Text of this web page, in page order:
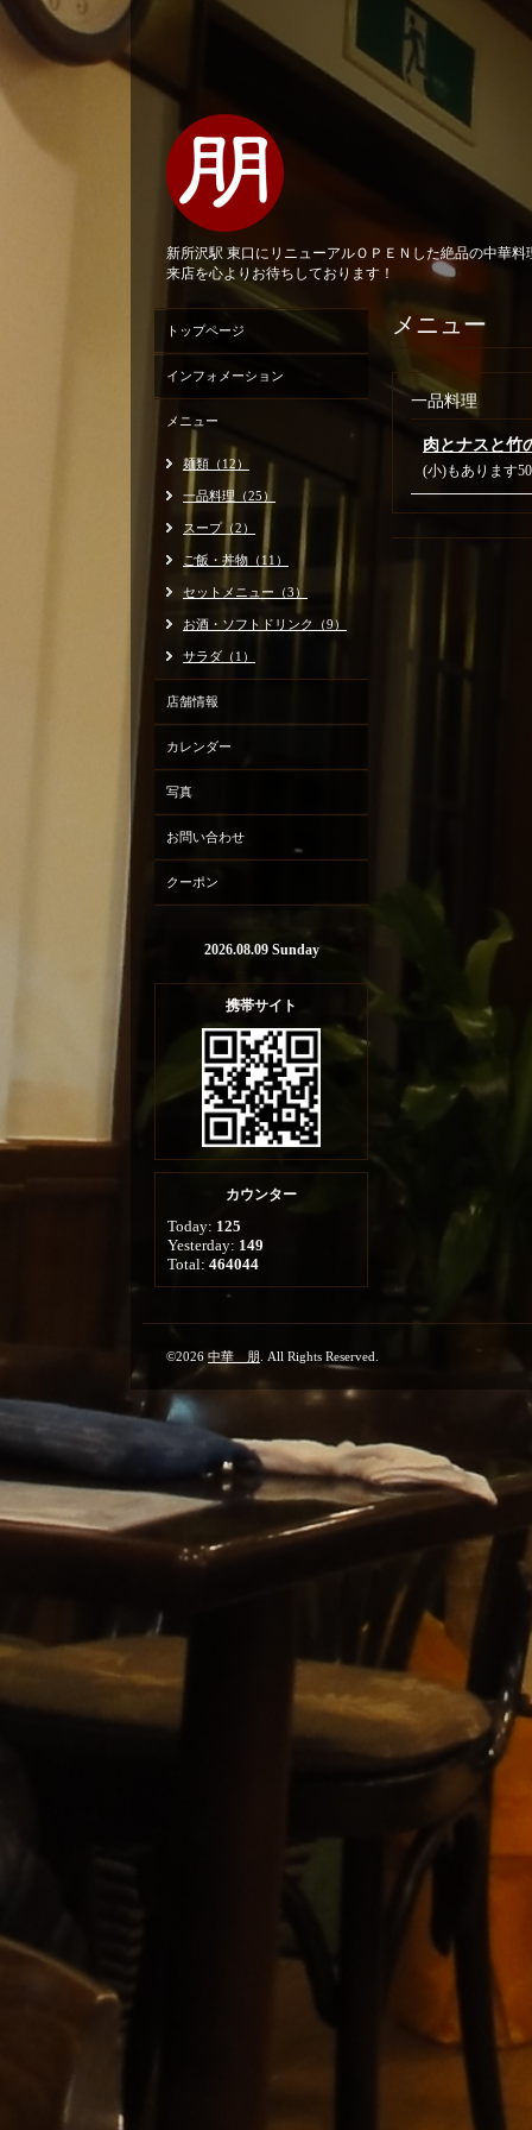
新所沢駅 東口にリニューアルＯＰＥＮした絶品の中華
来店を心よりお待ちしております！
メニュー
一品料理
肉とナスと竹
(小)もあります
トップページ
インフォメーション
メニュー
麺類（12）
一品料理（25）
スープ（2）
ご飯・丼物（11）
セットメニュー（3）
お酒・ソフトドリンク（9）
サラダ（1）
店舗情報
カレンダー
写真
お問い合わせ
クーポン
2026.08.09 Sunday
携帯サイト
カウンター
Today: 125
Yesterday: 149
Total: 464044
©2026 中華 朋 . All Rights Reserved.